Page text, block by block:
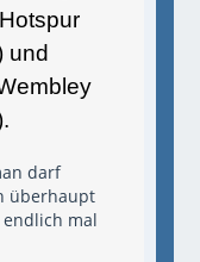
und
darf
überhaupt
mal